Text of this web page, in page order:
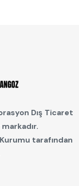
Dış Ticaret
tarafından